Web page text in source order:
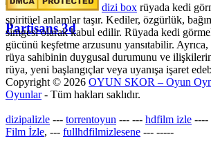
Partisans 3d
dizi box rüyada kedi
spiritüel anlamlar taşır. Kediler, özgürlük,
simgesi olarak kabul edilir. Rüyada kedi
gücünü keşfetme arzusunu yansıtabilir. Ayrıca,
rüya sahibinin duygusal durumunu ve
rüya, yeni başlangıçlar veya uyanışa işaret
Copyright © 2026 OYUN SKOR – Oyun
Oyunlar- Tüm hakları saklıdır.
dizipalizle --- torrentoyun --- --- hdfilm izle ----
Film İzle, --- fullhdfilmizlesene --- -----